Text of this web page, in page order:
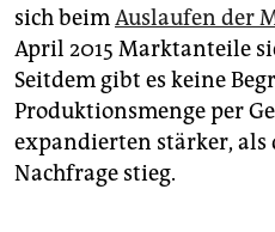
sich beimAuslaufen der
April 2015 Marktanteile
Seitdem gibt es keine
Produktionsmenge per
expandierten stärker,
Nachfrage stieg.